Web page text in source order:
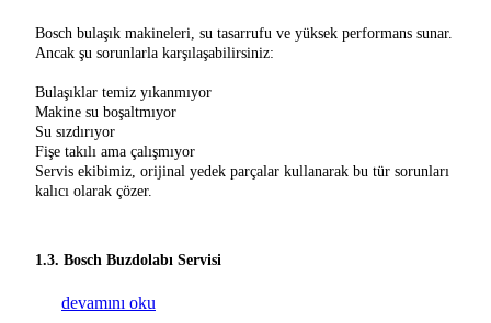
Bosch bulaşık makineleri, su tasarrufu ve yüksek performans sunar.
Ancak şu sorunlarla karşılaşabilirsiniz:
Bulaşıklar temiz yıkanmıyor
Makine su boşaltmıyor
Su sızdırıyor
Fişe takılı ama çalışmıyor
Servis ekibimiz, orijinal yedek parçalar kullanarak bu tür sorunları
kalıcı olarak çözer.
1.3. Bosch Buzdolabı Servisi
Bosch Servisi Antalya hakkında
devamını oku